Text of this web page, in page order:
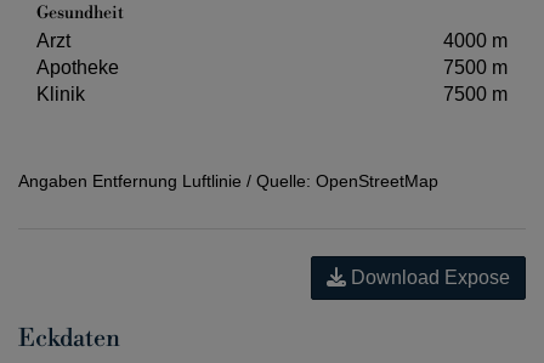
Gesundheit
Arzt
4000 m
Apotheke
7500 m
Klinik
7500 m
Angaben Entfernung Luftlinie / Quelle: OpenStreetMap
Download Expose
Eckdaten